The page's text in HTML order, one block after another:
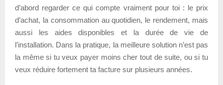
d’abord regarder ce qui compte vraiment pour toi : le prix
d’achat, la consommation au quotidien, le rendement, mais
aussi les aides disponibles et la durée de vie de
l’installation. Dans la pratique, la meilleure solution n’est pas
la même si tu veux payer moins cher tout de suite, ou si tu
veux réduire fortement ta facture sur plusieurs années.